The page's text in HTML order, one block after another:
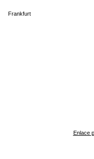
Frankfurt
Enlace